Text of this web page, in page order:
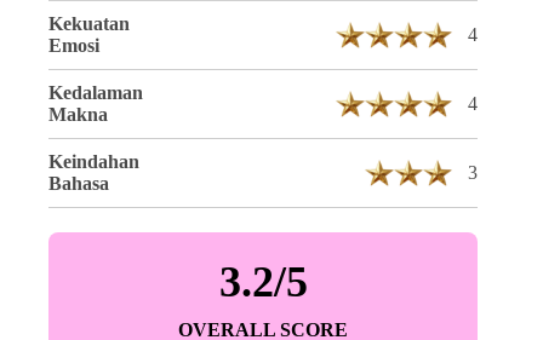
Kekuatan
Emosi
4
Kedalaman
Makna
4
Keindahan
Bahasa
3
3.2/5
OVERALL SCORE